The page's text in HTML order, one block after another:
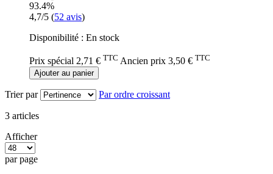
93.4%
4,7/5 (52 avis)
Disponibilité : En stock
Prix spécial 2,71 € TTC Ancien prix 3,50 € TTC
Ajouter au panier
Trier par Par ordre croissant
3 articles
Afficher
par page